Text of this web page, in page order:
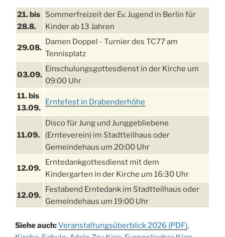
21. bis
28.8.
Sommerfreizeit der Ev. Jugend in Berlin für
Kinder ab 13 Jahren
29.08.
Damen Doppel - Turnier des TC77 am
Tennisplatz
03.09.
Einschulungsgottesdienst in der Kirche um
09:00 Uhr
11. bis
13.09.
Erntefest in Drabenderhöhe
11.09.
Disco für Jung und Junggebliebene
(Ernteverein) im Stadtteilhaus oder
Gemeindehaus um 20:00 Uhr
12.09.
Erntedankgottesdienst mit dem
Kindergarten in der Kirche um 16:30 Uhr
12.09.
Festabend Erntedank im Stadtteilhaus oder
Gemeindehaus um 19:00 Uhr
13.09.
Stadtteilhaus um 14:00 Uhr
Siehe auch:Veranstaltungsüberblick 2026 (PDF),